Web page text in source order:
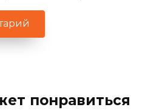
понравиться